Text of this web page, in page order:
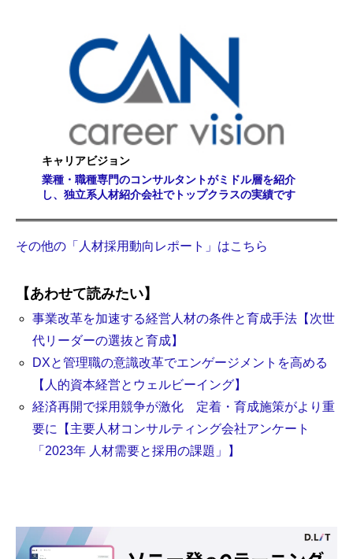
キャリアビジョン
業種・職種専門のコンサルタントがミドル層を紹介
し、独立系人材紹介会社でトップクラスの実績です
その他の「人材採用動向レポート」はこちら
【あわせて読みたい】
事業改革を加速する経営人材の条件と育成手法【次世
代リーダーの選抜と育成】
DXと管理職の意識改革でエンゲージメントを高める
【人的資本経営とウェルビーイング】
経済再開で採用競争が激化 定着・育成施策がより重
要に【主要人材コンサルティング会社アンケート
「2023年 人材需要と採用の課題」】